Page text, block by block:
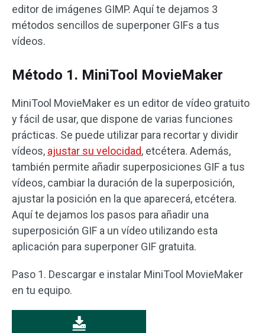
editor de imágenes GIMP. Aquí te dejamos 3
métodos sencillos de superponer GIFs a tus
vídeos.
Método 1. MiniTool MovieMaker
MiniTool MovieMaker es un editor de vídeo gratuito
y fácil de usar, que dispone de varias funciones
prácticas. Se puede utilizar para recortar y dividir
vídeos, ajustar su velocidad, etcétera. Además,
también permite añadir superposiciones GIF a tus
vídeos, cambiar la duración de la superposición,
ajustar la posición en la que aparecerá, etcétera.
Aquí te dejamos los pasos para añadir una
superposición GIF a un vídeo utilizando esta
aplicación para superponer GIF gratuita.
Paso 1. Descargar e instalar MiniTool MovieMaker
en tu equipo.